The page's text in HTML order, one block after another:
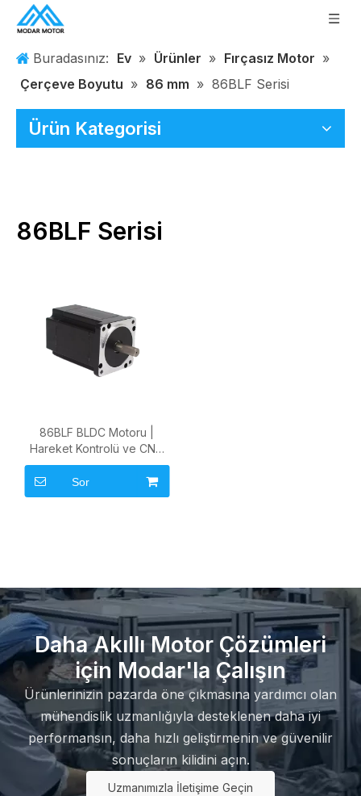
Buradasınız: Ev » Ürünler » Fırçasız Motor »
Çerçeve Boyutu » 86 mm » 86BLF Serisi
Ürün Kategorisi
86BLF Serisi
86BLF BLDC Motoru |
Hareket Kontrolü ve CNC
için 86mm Hassas Fırçasız
DC Motor
Sor
Daha Akıllı Motor Çözümleri
için Modar'la Çalışın
Ürünlerinizin pazarda öne çıkmasına yardımcı olan
mühendislik uzmanlığıyla desteklenen daha iyi
performansın, daha hızlı geliştirmenin ve güvenilir
sonuçların kilidini açın.
Uzmanımızla İletişime Geçin